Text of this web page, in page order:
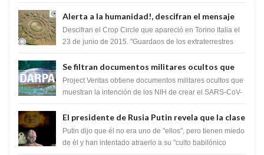
Alerta a la humanidad!, descifran el mensaje
del Crop Circle de Torino ,Italia
Descifran el Crop Circle que apareció en Torino Italia el
23 de junio de 2015. "Guardaos de los extraterrestres
Se filtran documentos militares ocultos que
muestran la intención de los NIH de crear el
SARS-CoV-2, utilizando la investigación de
Project Veritas obtiene documentos militares ocultos que
muestran la intención de los NIH de crear el SARS-CoV-
El presidente de Rusia Putin revela que la clase
dominante en el mundo son los híbridos
reptiles
Putin dijo que él no era uno de "ellos", pero tienen miedo
de él y han intentado atraerlo a su "culto babilónico